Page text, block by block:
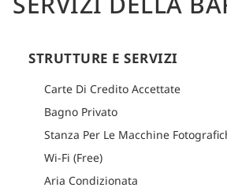
STRUTTURE E SERVIZI
Carte Di Credito Accettate
Bagno Privato
Stanza Per Le Macchine
Wi-Fi (Free)
Aria Condizionata